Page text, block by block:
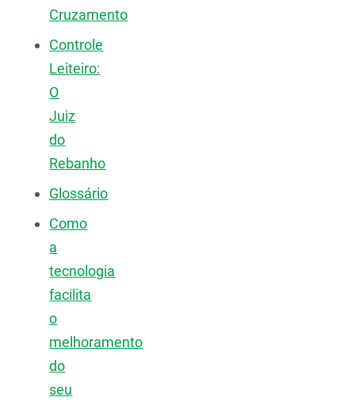
Cruzamento
Controle
Leiteiro:
O
Juiz
do
Rebanho
Glossário
Como
a
tecnologia
facilita
o
melhoramento
do
seu